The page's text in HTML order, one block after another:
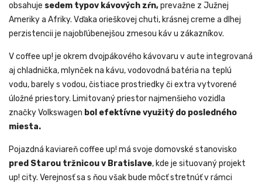
obsahuje sedem typov kávových zŕn,prevažne z Južnej
Ameriky a Afriky. Vďaka orieškovej chuti, krásnej creme a dlhej
perzistencii je najobľúbenejšou zmesou káv u zákazníkov.
V coffee up! je okrem dvojpákového kávovaru v aute integrovaná
aj chladnička, mlynček na kávu, vodovodná batéria na teplú
vodu, barely s vodou, čistiace prostriedky či extra vytvorené
úložné priestory. Limitovaný priestor najmenšieho vozidla
značky Volkswagen bol efektívne využitý do posledného
miesta.
Pojazdná kaviareň coffee up! má svoje domovské stanovisko
pred Starou tržnicou v Bratislave, kde je situovaný projekt
up! city. Verejnosť sa s ňou však bude môcť stretnúť v rámci